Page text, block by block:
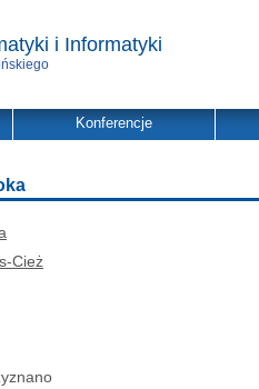
i Informatyki
Konferencje
Cież